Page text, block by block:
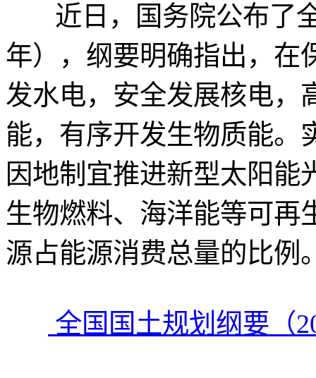
近日，国务院公布了全
年），纲要明确指出，在
发水电，安全发展核电，
能，有序开发生物质能。
因地制宜推进新型太阳
生物燃料、海洋能等可再
源占能源消费总量的比例
全国国土规划纲要（